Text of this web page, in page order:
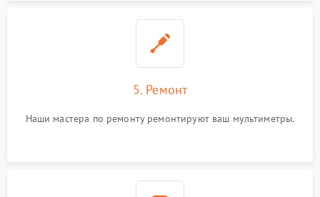
5. Ремонт
Наши мастера по ремонту ремонтируют ваш мультиметры.